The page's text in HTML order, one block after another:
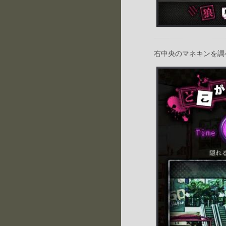
右中央のマネキンを調